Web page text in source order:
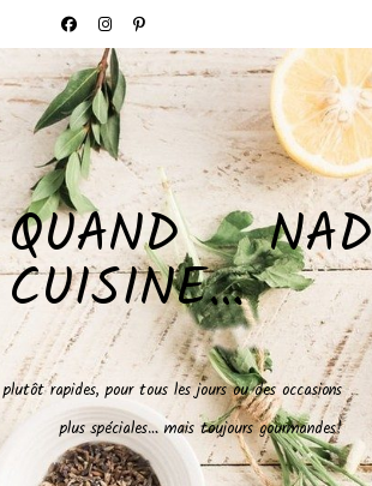
QUAND NAD
CUISINE…
rapides, pour tous les jours ou des occasions
plus spéciales… mais toujours gourmandes!